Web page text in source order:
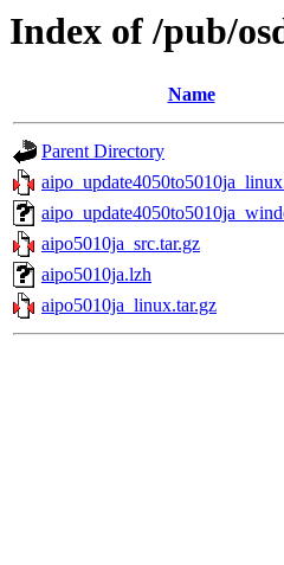
Index of /pub/
Name
Parent Directory
aipo5010ja_src.tar.gz
aipo5010ja.lzh
aipo5010ja_linux.tar.gz